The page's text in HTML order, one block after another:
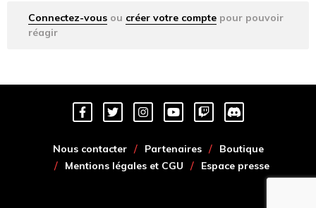
Connectez-vous ou créer votre compte pour pouvoir
réagir
Nous contacter Partenaires
Boutique
Mentions légales et CGU
Espace presse